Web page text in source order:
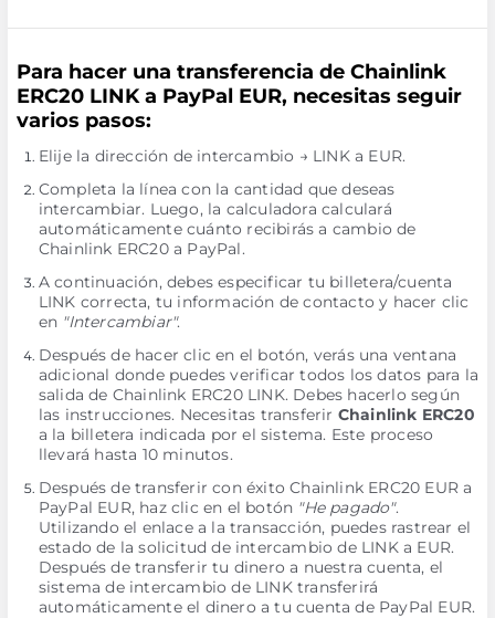
Para hacer una transferencia de Chainlink
ERC20 LINK a PayPal EUR, necesitas seguir
varios pasos:
Elije la dirección de intercambio → LINK a EUR.
Completa la línea con la cantidad que deseas
intercambiar. Luego, la calculadora calculará
automáticamente cuánto recibirás a cambio de
Chainlink ERC20 a PayPal.
A continuación, debes especificar tu billetera/cuenta
LINK correcta, tu información de contacto y hacer clic
en "Intercambiar".
Después de hacer clic en el botón, verás una ventana
adicional donde puedes verificar todos los datos para la
salida de Chainlink ERC20 LINK. Debes hacerlo según
las instrucciones. Necesitas transferir Chainlink ERC20
a la billetera indicada por el sistema. Este proceso
llevará hasta 10 minutos.
Después de transferir con éxito Chainlink ERC20 EUR a
PayPal EUR, haz clic en el botón "He pagado".
Utilizando el enlace a la transacción, puedes rastrear el
estado de la solicitud de intercambio de LINK a EUR.
Después de transferir tu dinero a nuestra cuenta, el
sistema de intercambio de LINK transferirá
automáticamente el dinero a tu cuenta de PayPal EUR.